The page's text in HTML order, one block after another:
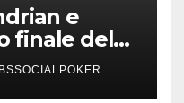
e
finale del